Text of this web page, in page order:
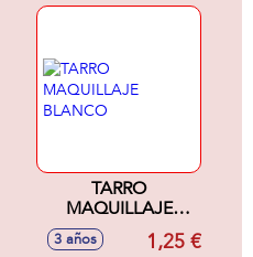
TARRO
MAQUILLAJE
BLANCO
3 años 1,25 €